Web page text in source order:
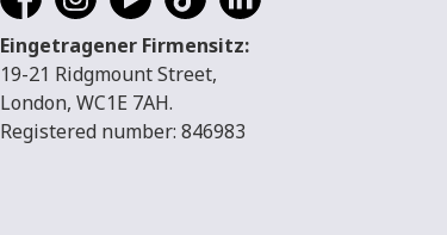
Eingetragener Firmensitz:
19-21 Ridgmount Street,
London, WC1E 7AH.
Registered number: 846983